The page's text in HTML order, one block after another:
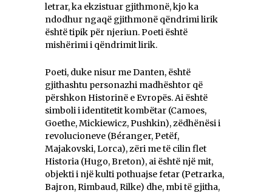
letrar, ka ekzistuar gjithmonë, kjo ka
ndodhur ngaqë gjithmonë qëndrimi lirik
është tipik për njeriun. Poeti është
mishërimi i qëndrimit lirik.
Poeti, duke nisur me Danten, është
gjithashtu personazhi madhështor që
përshkon Historinë e Evropës. Ai është
simboli i identitetit kombëtar (Camoes,
Goethe, Mickiewicz, Pushkin), zëdhënësi i
revolucioneve (Béranger, Petëf,
Majakovski, Lorca), zëri me të cilin flet
Historia (Hugo, Breton), ai është një mit,
objekti i një kulti pothuajse fetar (Petrarka,
Bajron, Rimbaud, Rilke) dhe, mbi të gjitha,